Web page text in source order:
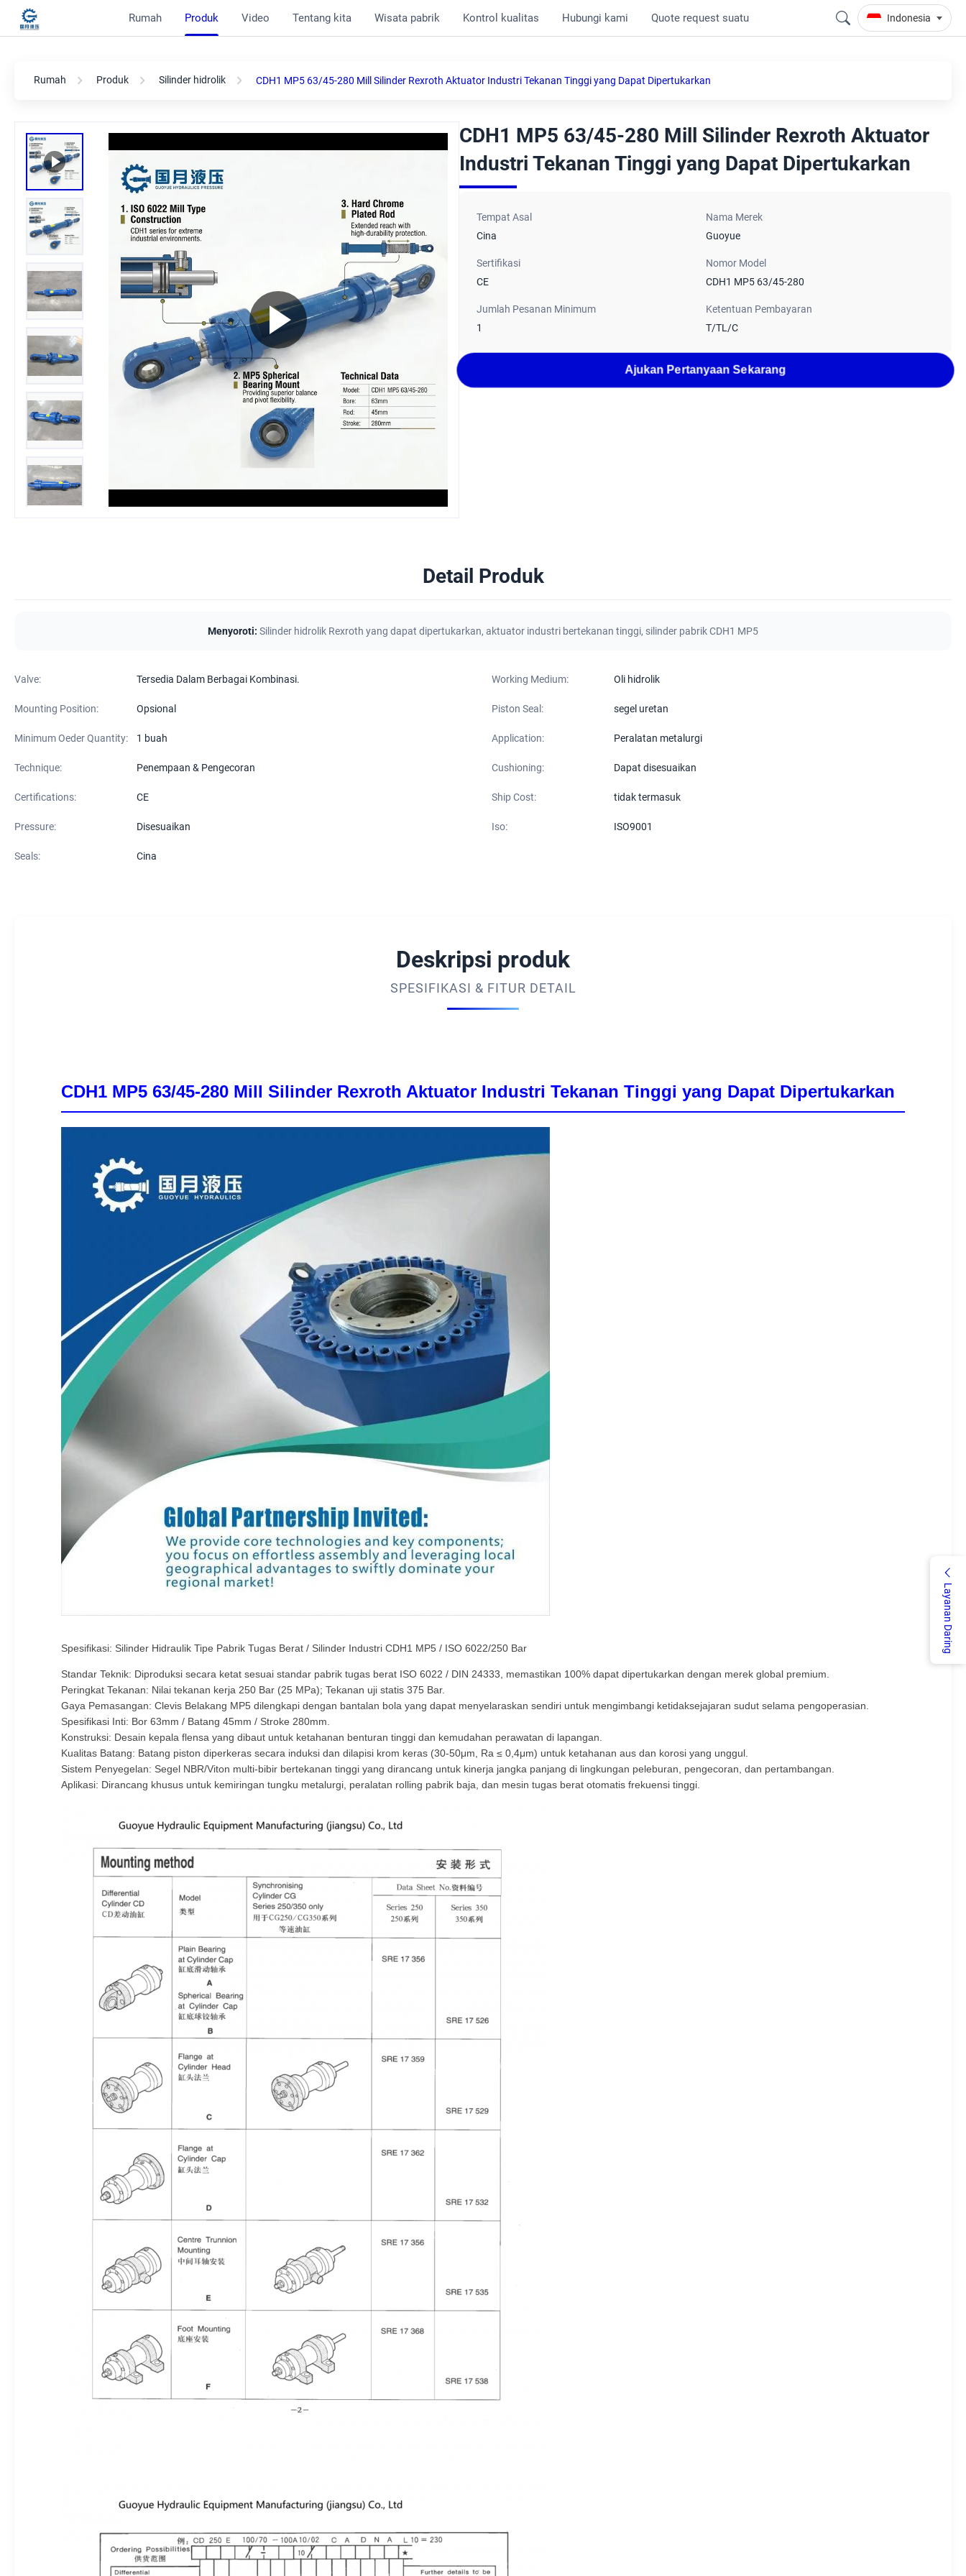
Rumah Produk Video Tentang kita Wisata pabrik Kontrol kualitas Hubungi kami Quote request suatu Indonesia
Layanan Daring
Rumah Produk Silinder hidrolik CDH1 MP5 63/45-280 Mill Silinder Rexroth Aktuator Industri Tekanan Tinggi yang Dapat Dipertukarkan
CDH1 MP5 63/45-280 Mill Silinder Rexroth Aktuator
Industri Tekanan Tinggi yang Dapat Dipertukarkan
Tempat Asal
Cina
Nama Merek
Guoyue
Sertifikasi
CE
Nomor Model
CDH1 MP5 63/45-280
Jumlah Pesanan Minimum
1
Ketentuan Pembayaran
T/TL/C
Ajukan Pertanyaan Sekarang
Detail Produk
Menyoroti: Silinder hidrolik Rexroth yang dapat dipertukarkan, aktuator industri bertekanan tinggi, silinder pabrik CDH1 MP5
Valve: Tersedia Dalam Berbagai Kombinasi. Working Medium: Oli hidrolik
Mounting Position: Opsional Piston Seal: segel uretan
Minimum Oeder Quantity: 1 buah Application: Peralatan metalurgi
Technique: Penempaan & Pengecoran Cushioning: Dapat disesuaikan
Certifications: CE Ship Cost: tidak termasuk
Pressure: Disesuaikan Iso: ISO9001
Seals: Cina
Deskripsi produk
SPESIFIKASI & FITUR DETAIL
CDH1 MP5 63/45-280 Mill Silinder Rexroth Aktuator Industri Tekanan Tinggi yang Dapat Dipertukarkan
Spesifikasi: Silinder Hidraulik Tipe Pabrik Tugas Berat / Silinder Industri CDH1 MP5 / ISO 6022/250 Bar
Standar Teknik: Diproduksi secara ketat sesuai standar pabrik tugas berat ISO 6022 / DIN 24333, memastikan 100% dapat dipertukarkan dengan merek global premium.
Peringkat Tekanan: Nilai tekanan kerja 250 Bar (25 MPa); Tekanan uji statis 375 Bar.
Gaya Pemasangan: Clevis Belakang MP5 dilengkapi dengan bantalan bola yang dapat menyelaraskan sendiri untuk mengimbangi ketidaksejajaran sudut selama pengoperasian.
Spesifikasi Inti: Bor 63mm / Batang 45mm / Stroke 280mm.
Konstruksi: Desain kepala flensa yang dibaut untuk ketahanan benturan tinggi dan kemudahan perawatan di lapangan.
Kualitas Batang: Batang piston diperkeras secara induksi dan dilapisi krom keras (30-50μm, Ra ≤ 0,4μm) untuk ketahanan aus dan korosi yang unggul.
Sistem Penyegelan: Segel NBR/Viton multi-bibir bertekanan tinggi yang dirancang untuk kinerja jangka panjang di lingkungan peleburan, pengecoran, dan pertambangan.
Aplikasi: Dirancang khusus untuk kemiringan tungku metalurgi, peralatan rolling pabrik baja, dan mesin tugas berat otomatis frekuensi tinggi.